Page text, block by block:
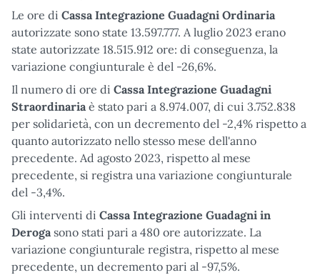
Le ore di Cassa Integrazione Guadagni Ordinaria
autorizzate sono state 13.597.777. A luglio 2023 erano
state autorizzate 18.515.912 ore: di conseguenza, la
variazione congiunturale è del -26,6%.
Il numero di ore di Cassa Integrazione Guadagni
Straordinaria è stato pari a 8.974.007, di cui 3.752.838
per solidarietà, con un decremento del -2,4% rispetto a
quanto autorizzato nello stesso mese dell'anno
precedente. Ad agosto 2023, rispetto al mese
precedente, si registra una variazione congiunturale
del -3,4%.
Gli interventi di Cassa Integrazione Guadagni in
Deroga sono stati pari a 480 ore autorizzate. La
variazione congiunturale registra, rispetto al mese
precedente, un decremento pari al -97,5%.